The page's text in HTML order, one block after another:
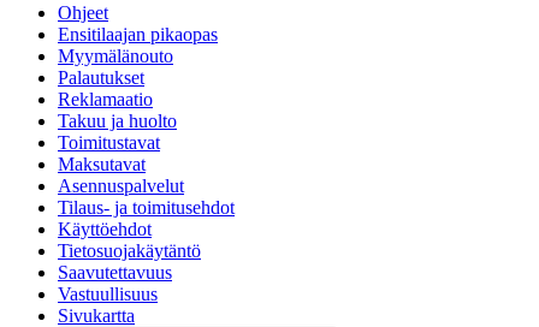
Ohjeet
Ensitilaajan pikaopas
Myymälänouto
Palautukset
Reklamaatio
Takuu ja huolto
Toimitustavat
Maksutavat
Asennuspalvelut
Tilaus- ja toimitusehdot
Käyttöehdot
Tietosuojakäytäntö
Saavutettavuus
Vastuullisuus
Sivukartta